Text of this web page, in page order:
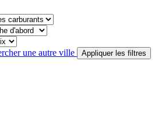
une autre ville Appliquer les filtres